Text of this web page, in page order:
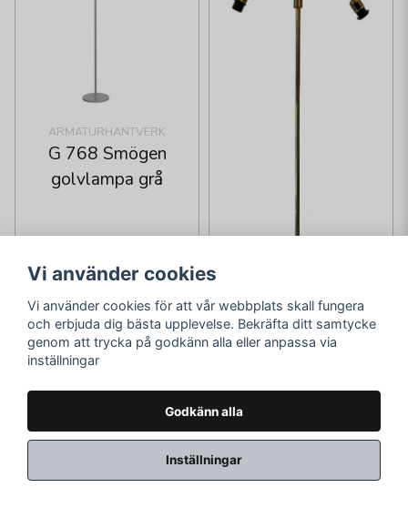
ARMATURHANTVERK
G 768 Smögen
golvlampa grå
1 319 kr
Skickas inom 2-10
vardagar
HALLBERGS BELYSNING
Ture Golvlampa 2L
1 279 kr
vardagar
Vi använder cookies
Vi använder cookies för att vår webbplats skall fungera
och erbjuda dig bästa upplevelse. Bekräfta ditt samtycke
genom att trycka på godkänn alla eller anpassa via
inställningar
Godkänn alla
Inställningar